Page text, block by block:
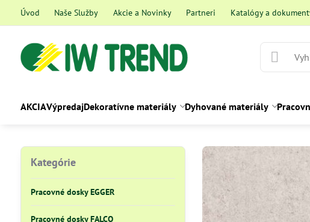
Úvod Naše Služby Akcie a Novinky Partneri Katalógy a
AKCIAVýpredajDekoratívne materiály Dyhované materiály
Kategórie
Pracovné dosky EGGER
Pracovné dosky FALCO